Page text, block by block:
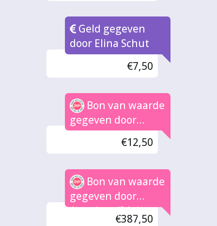
Geld gegeven
door Elina Schut
€7,50
Bon van waarde
gegeven door
Diana en Arwen
€12,50
Bon van waarde
gegeven door
Anoniem (31x)
€387,50